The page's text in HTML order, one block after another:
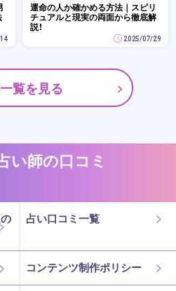
運命の人か確かめる方法｜スピリ
チュアルと現実の両面から徹底解
説！
2025/07/29
覧を見る
い師の口コミ
占い口コミ一覧
コンテンツ制作ポリシー